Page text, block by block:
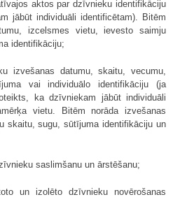
aktos par dzīvnieku identifikāciju
jābūt individuāli identificētam). Bitēm
izcelsmes vietu, ievesto saimju
identifikāciju;
izvešanas datumu, skaitu, vecumu,
vai individuālo identifikāciju (ja
ka dzīvniekam jābūt individuāli
vietu. Bitēm norāda izvešanas
skaitu, sugu, sūtījuma identifikāciju un
saslimšanu un ārstēšanu;
un izolēto dzīvnieku novērošanas